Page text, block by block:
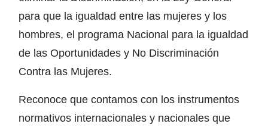
para que la igualdad entre las mujeres y los
hombres, el programa Nacional para la igualdad
de las Oportunidades y No Discriminación
Contra las Mujeres.
Reconoce que contamos con los instrumentos
normativos internacionales y nacionales que